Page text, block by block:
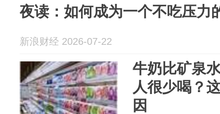
夜读：如何成为一个不吃压力
新浪财经 2026-07-22
牛奶比矿泉
人很少喝？
因